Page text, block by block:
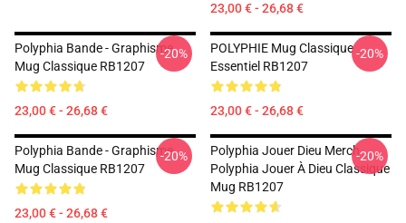
23,00 € - 26,68 €
Polyphia Bande - Graphisme
Mug Classique RB1207
23,00 € - 26,68 €
-20%
POLYPHIE Mug Classique
Essentiel RB1207
23,00 € - 26,68 €
-20%
Polyphia Bande - Graphisme
Mug Classique RB1207
23,00 € - 26,68 €
-20%
Polyphia Jouer Dieu Merch
Polyphia Jouer À Dieu Classique
Mug RB1207
-20%